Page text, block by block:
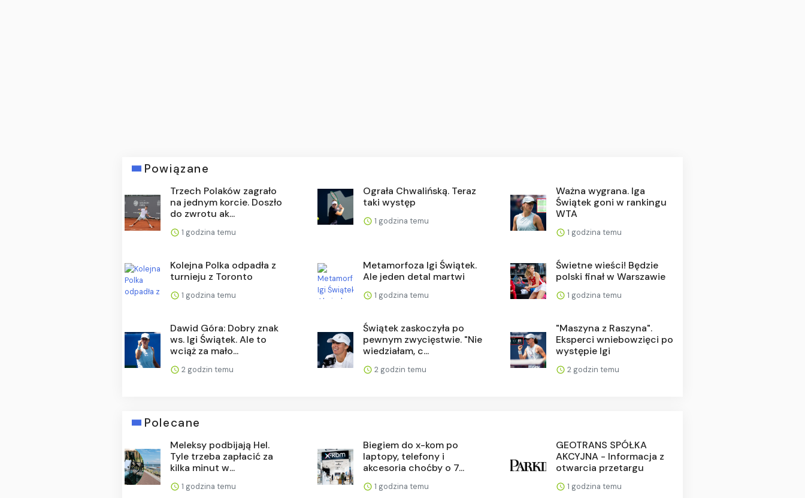
Powiązane
Trzech Polaków zagrało
na jednym korcie. Doszło
do zwrotu ak...
1 godzina temu
Ograła Chwalińską. Teraz
taki występ
1 godzina temu
Ważna wygrana. Iga
Świątek goni w rankingu
WTA
1 godzina temu
Kolejna Polka odpadła z
turnieju z Toronto
1 godzina temu
Metamorfoza Igi Świątek.
Ale jeden detal martwi
1 godzina temu
Świetne wieści! Będzie
polski finał w Warszawie
1 godzina temu
Dawid Góra: Dobry znak
ws. Igi Świątek. Ale to
wciąż za mało...
2 godzin temu
Świątek zaskoczyła po
pewnym zwycięstwie. "Nie
wiedziałam, c...
2 godzin temu
"Maszyna z Raszyna".
Eksperci wniebowzięci po
występie Igi
2 godzin temu
Polecane
Meleksy podbijają Hel.
Tyle trzeba zapłacić za
kilka minut w...
1 godzina temu
Biegiem do x-kom po
laptopy, telefony i
akcesoria choćby o 7...
1 godzina temu
GEOTRANS SPÓŁKA
AKCYJNA - Informacja z
otwarcia przetargu
1 godzina temu